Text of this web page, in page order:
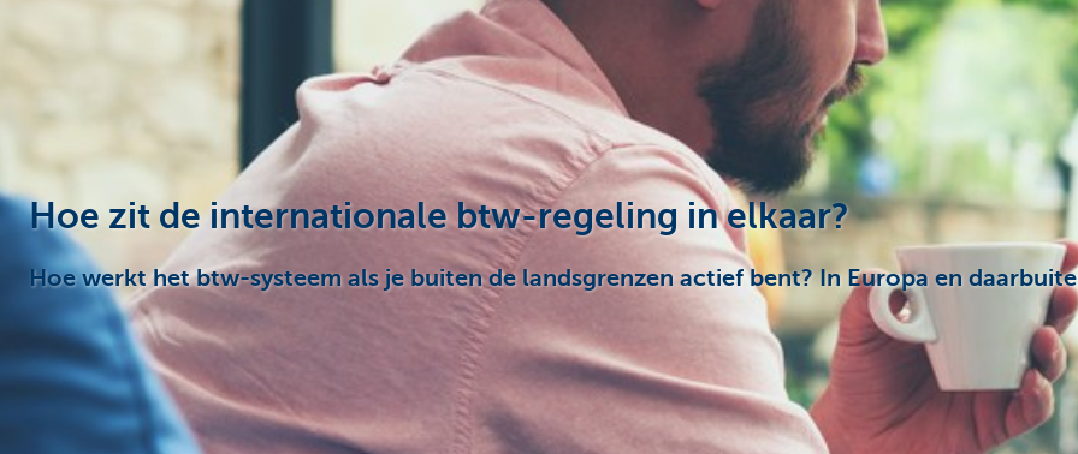
Hoe zit de internationale btw-regeling in elkaar?
Hoe werkt het btw-systeem als je buiten de landsgrenzen actief bent? In Europa en